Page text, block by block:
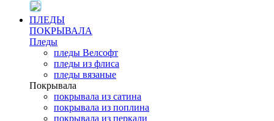
ПЛЕДЫ
ПОКРЫВАЛА
Пледы
пледы Велсофт
пледы из флиса
пледы вязаные
Покрывала
покрывала из сатина
покрывала из поплина
покрывала из перкали